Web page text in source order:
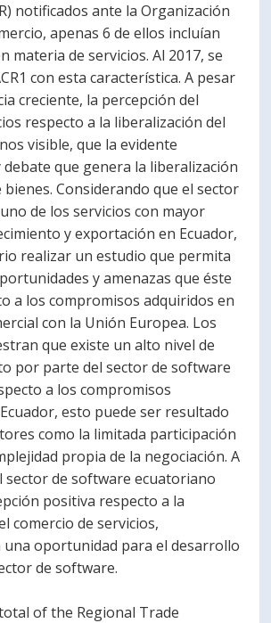
notificados ante la Organización
apenas 6 de ellos incluían
materia de servicios. Al 2017, se
con esta característica. A pesar
creciente, la percepción del
respecto a la liberalización del
visible, que la evidente
que genera la liberalización
bienes. Considerando que el sector
de los servicios con mayor
y exportación en Ecuador,
realizar un estudio que permita
y amenazas que éste
a los compromisos adquiridos en
con la Unión Europea. Los
que existe un alto nivel de
por parte del sector de software
a los compromisos
esto puede ser resultado
como la limitada participación
propia de la negociación. A
sector de software ecuatoriano
positiva respecto a la
comercio de servicios,
una oportunidad para el desarrollo
de software.
of the Regional Trade